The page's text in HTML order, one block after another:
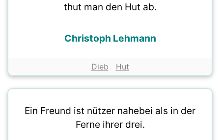
thut man den Hut ab.
Christoph Lehmann
Dieb Hut
Ein Freund ist nützer nahebei als in der
Ferne ihrer drei.